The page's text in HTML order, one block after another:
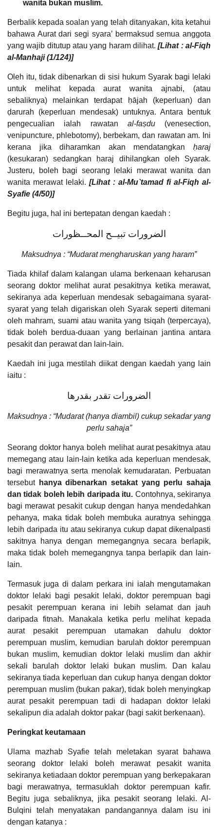
wanita bukan muslim.
Berbalik kepada soalan yang telah ditanyakan, kita ketahui
bahawa Aurat dari segi syara’ bermaksud semua anggota
yang wajib ditutup atau yang haram dilihat.[Lihat : al-Fiqh
al-Manhaji (1/124)]
Oleh itu, tidak dibenarkan di sisi hukum Syarak bagi lelaki
untuk melihat kepada aurat wanita ajnabi, (atau
sebaliknya) melainkan terdapat ḥājah (keperluan) dan
ḍarurah (keperluan mendesak) untuknya. Antara bentuk
pengecualian ialah rawatan al-faṣdu(venesection,
venipuncture, phlebotomy), berbekam, dan rawatan am. Ini
kerana jika diharamkan akan mendatangkan ḥaraj
(kesukaran) sedangkan ḥaraj dihilangkan oleh Syarak.
Justeru, boleh bagi seorang lelaki merawat wanita dan
wanita merawat lelaki. [Lihat : al-Mu`tamad fi al-Fiqh al-
Syafie (4/50)]
Begitu juga, hal ini bertepatan dengan kaedah :
الضرورات تبيــح المحــظورات
Maksudnya : “Mudarat mengharuskan yang haram”
Tiada khilaf dalam kalangan ulama berkenaan keharusan
seorang doktor melihat aurat pesakitnya ketika merawat,
sekiranya ada keperluan mendesak sebagaimana syarat-
syarat yang telah digariskan oleh Syarak seperti ditemani
oleh mahram, suami atau wanita yang tsiqah (terpercaya),
tidak boleh berdua-duaan yang berlainan jantina antara
pesakit dan perawat dan lain-lain.
Kaedah ini juga mestilah diikat dengan kaedah yang lain
iaitu :
الضرورات تقدر بقدرها
Maksudnya : “Mudarat (hanya diambil) cukup sekadar yang
perlu sahaja”
Seorang doktor hanya boleh melihat aurat pesakitnya atau
memegang atau lain-lain ketika ada keperluan mendesak,
bagi merawatnya serta menolak kemudaratan. Perbuatan
tersebut hanya dibenarkan setakat yang perlu sahaja
dan tidak boleh lebih daripada itu. Contohnya, sekiranya
bagi merawat pesakit cukup dengan hanya mendedahkan
pehanya, maka tidak boleh membuka auratnya sehingga
lebih daripada itu atau sekiranya cukup dapat dikenalpasti
sakitnya hanya dengan memegangnya secara berlapik,
maka tidak boleh memegangnya tanpa berlapik dan lain-
lain.
Termasuk juga di dalam perkara ini ialah mengutamakan
doktor lelaki bagi pesakit lelaki, doktor perempuan bagi
pesakit perempuan kerana ini lebih selamat dan jauh
daripada fitnah. Manakala ketika perlu melihat kepada
aurat pesakit perempuan utamakan dahulu doktor
perempuan muslim, kemudian barulah doktor perempuan
bukan muslim, kemudian doktor lelaki muslim dan akhir
sekali barulah doktor lelaki bukan muslim. Dan kalau
sekiranya tiada keperluan dan cukup hanya dengan doktor
perempuan muslim (bukan pakar), tidak boleh menyingkap
aurat pesakit perempuan tadi di hadapan doktor lelaki
sekalipun dia adalah doktor pakar (bagi sakit berkenaan).
Peringkat keutamaan
Ulama mazhab Syafie telah meletakan syarat bahawa
seorang doktor lelaki boleh merawat pesakit wanita
sekiranya ketiadaan doktor perempuan yang berkepakaran
bagi merawatnya, termasuklah doktor perempuan kafir.
Begitu juga sebaliknya, jika pesakit seorang lelaki. Al-
Bulqini telah menyatakan pandangannya dalam isu ini
dengan katanya :